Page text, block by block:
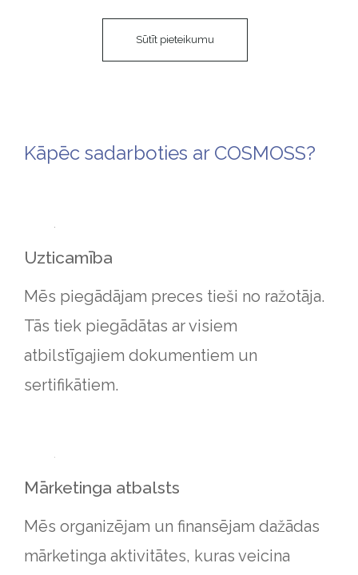
Kāpēc sadarboties ar COSMOSS?
Uzticamība
Mēs piegādājam preces tieši no ražotāja.
Tās tiek piegādātas ar visiem
atbilstīgajiem dokumentiem un
sertifikātiem.
Mārketinga atbalsts
Mēs organizējam un finansējam dažādas
mārketinga aktivitātes, kuras veicina